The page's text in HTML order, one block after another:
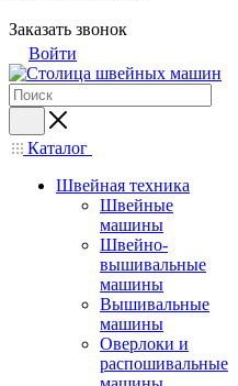
Заказать звонок
Войти
Каталог
Швейная техника
Швейные
машины
Швейно-
вышивальные
машины
Вышивальные
машины
Оверлоки и
распошивальные